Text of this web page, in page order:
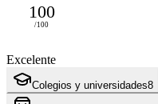
100
/100
Excelente
Colegios y universidades8